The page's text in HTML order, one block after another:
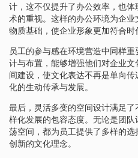
计，这不仅提升了办公效率，也
术的重视。这样的办公环境为企
物质基础，使企业形象更加符合时
员工的参与感在环境营造中同样
计与布置，能够增强他们对企业
间建设，使文化表达不再是单向
化的生动传承与发展。
最后，灵活多变的空间设计满足
样化发展的包容态度。无论是团
荡空间，都为员工提供了多样的
创新的文化理念。